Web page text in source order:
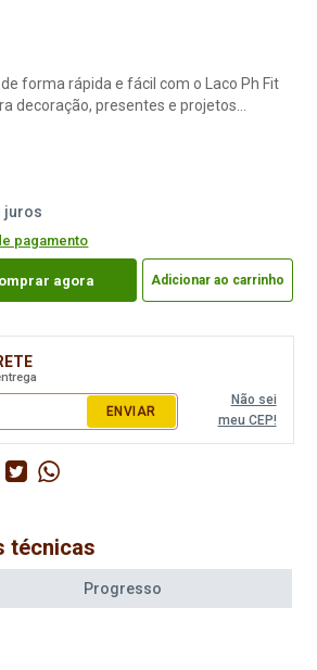
forma rápida e fácil com o Laco Ph Fit
decoração, presentes e projetos
oferece praticidade e beleza.
juros
pagamento
agora Adicionar ao carrinho
ENVIAR
Não sei
meu CEP!
técnicas
Progresso